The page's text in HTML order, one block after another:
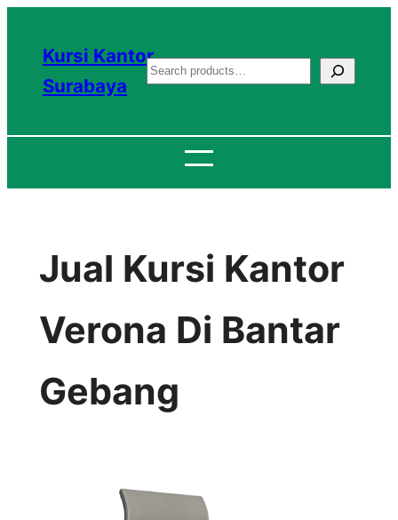
konten
Kursi Kantor
Surabaya
S
a
c
Jual Kursi Kantor
Verona Di Bantar
Gebang